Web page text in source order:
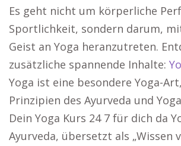
Es geht nicht um körperliche
Sportlichkeit, sondern darum,
Geist an Yoga heranzutreten.
zusätzliche spannende Inhalte:
Yoga ist eine besondere Yoga-
Prinzipien des Ayurveda und
Dein Yoga Kurs 24 7 für dich da
Ayurveda, übersetzt als „Wissen